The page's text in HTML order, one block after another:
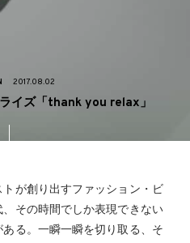
2017.08.02
イズ「thank you relax」
が創り出すファッション・ビ
その時間でしか表現できない
る。一瞬一瞬を切り取る、そ